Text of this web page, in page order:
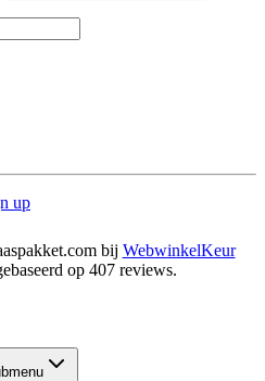
up
bij WebwinkelKeur
op 407 reviews.